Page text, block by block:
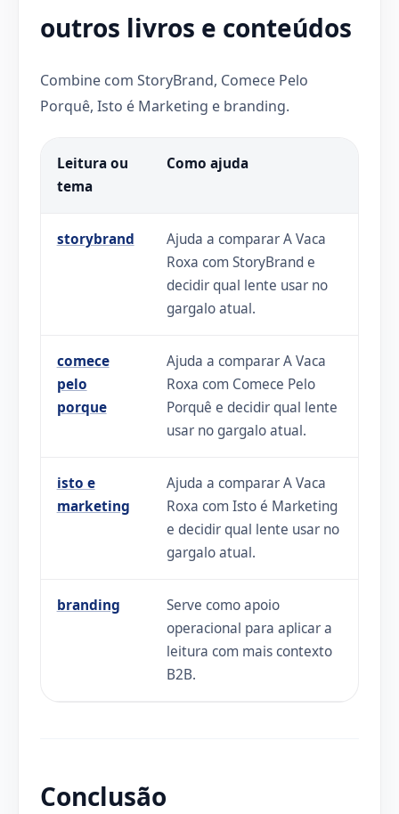
outros livros e conteúdos
Combine com StoryBrand, Comece Pelo
Porquê, Isto é Marketing e branding.
Leitura ou
tema
Como ajuda
storybrand
Ajuda a comparar A Vaca
Roxa com StoryBrand e
decidir qual lente usar no
gargalo atual.
comece
pelo
porque
Ajuda a comparar A Vaca
Roxa com Comece Pelo
Porquê e decidir qual lente
usar no gargalo atual.
isto e
marketing
Ajuda a comparar A Vaca
Roxa com Isto é Marketing
e decidir qual lente usar no
gargalo atual.
branding
Serve como apoio
operacional para aplicar a
leitura com mais contexto
B2B.
Conclusão